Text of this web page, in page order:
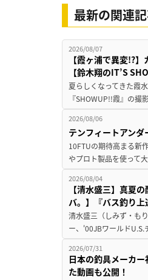
最新の関連
2026/08/07
【霞ヶ浦で異変!?
【鈴木翔のIT’S
夏らしくなってきた霞
『SHOWUP!!霞』の
2026/08/06
テンフィートアンダ
10FTUの期待高まる新
やプロト製品を使って
2026/08/04
【清水盛三】真夏
バ。】『バス釣り上
清水盛三（しみず・も
ー、'00JBワールド
2026/07/31
日本の釣具メーカ
た動画も公開！